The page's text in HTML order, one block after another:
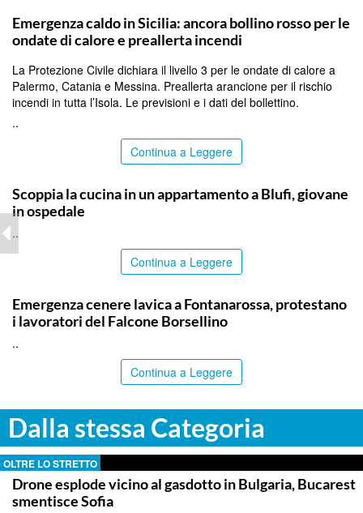
Emergenza caldo in Sicilia: ancora bollino rosso per le
ondate di calore e preallerta incendi
La Protezione Civile dichiara il livello 3 per le ondate di calore a
Palermo, Catania e Messina. Preallerta arancione per il rischio
incendi in tutta l’Isola. Le previsioni e i dati del bollettino.
..
Continua a Leggere
Scoppia la cucina in un appartamento a Blufi, giovane
in ospedale
..
Continua a Leggere
Emergenza cenere lavica a Fontanarossa, protestano
i lavoratori del Falcone Borsellino
..
Continua a Leggere
Dalla stessa Categoria
OLTRE LO STRETTO
Drone esplode vicino al gasdotto in Bulgaria, Bucarest
smentisce Sofia